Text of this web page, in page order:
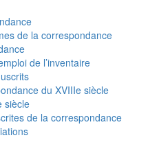
de la correspondance
de l’inventaire
du XVIIIe siècle
siècle
de la correspondance